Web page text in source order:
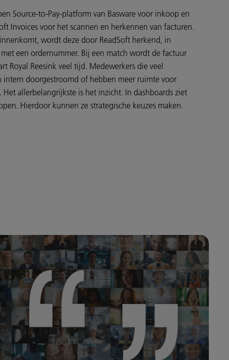
Source-to-Pay-platform van Basware voor inkoop en
Invoices voor het scannen en herkennen van facturen.
wordt deze door ReadSoft herkend, in
een ordernummer. Bij een match wordt de factuur
Royal Reesink veel tijd. Medewerkers die veel
doorgestroomd of hebben meer ruimte voor
Het allerbelangrijkste is het inzicht. In dashboards ziet
Hierdoor kunnen ze strategische keuzes maken.